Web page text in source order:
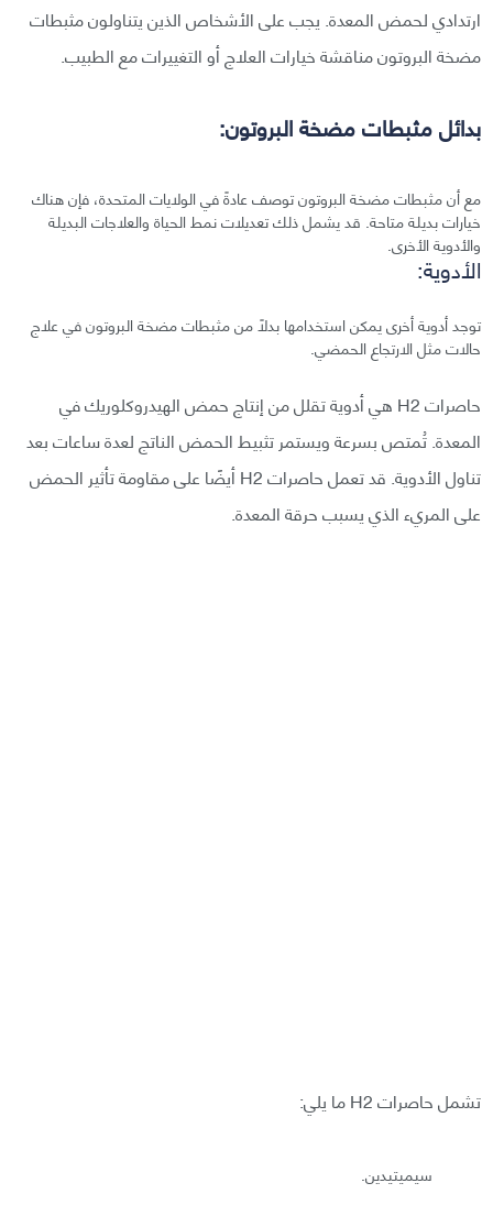
ارتدادي لحمض المعدة. يجب على الأشخاص الذين يتناولون مثبطات
مضخة البروتون مناقشة خيارات العلاج أو التغييرات مع الطبيب.
بدائل مثبطات مضخة البروتون:
مع أن مثبطات مضخة البروتون توصف عادةً في الولايات المتحدة، فإن هناك
خيارات بديلة متاحة. قد يشمل ذلك تعديلات نمط الحياة والعلاجات البديلة
والأدوية الأخرى.
الأدوية:
توجد أدوية أخرى يمكن استخدامها بدلاً من مثبطات مضخة البروتون في علاج
حالات مثل الارتجاع الحمضي.
حاصرات H2 هي أدوية تقلل من إنتاج حمض الهيدروكلوريك في
المعدة. تُمتص بسرعة ويستمر تثبيط الحمض الناتج لعدة ساعات بعد
تناول الأدوية. قد تعمل حاصرات H2 أيضًا على مقاومة تأثير الحمض
على المريء الذي يسبب حرقة المعدة.
تشمل حاصرات H2 ما يلي:
سيميتيدين.